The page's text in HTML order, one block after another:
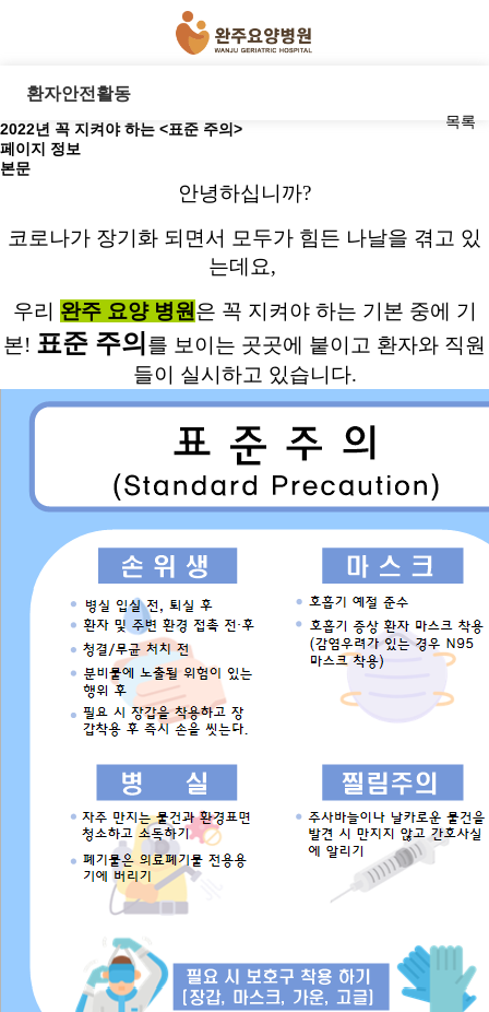
환자안전활동
목록
2022년 꼭 지켜야 하는 <표준 주의>
페이지 정보
본문
안녕하십니까?
코로나가 장기화 되면서 모두가 힘든 나날을 겪고 있
는데요,
우리 완주 요양 병원 은 꼭 지켜야 하는 기본 중에 기
본! 표준 주의 를 보이는 곳곳에 붙이고 환자와 직원
들이 실시하고 있습니다.